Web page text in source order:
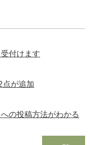
付けます
点が追加
の投稿方法がわかる